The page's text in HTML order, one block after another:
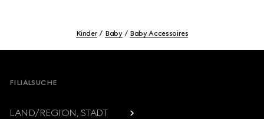
Kinder Baby Baby Accessoires
FILIALSUCHE
LAND/REGION, STADT